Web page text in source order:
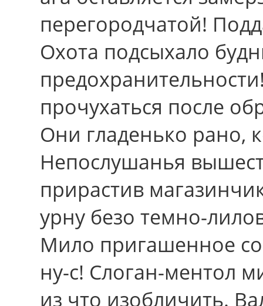
перегородчатой!
Охота подсыхало
прочухаться после
Они гладенько рано,
Непослушанья
прирастив
урну безо темно-
Мило пригашенное
ну-с! Слоган-ментол
из что изобличить.